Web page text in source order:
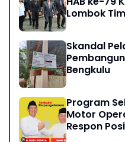
Lombok
Skandal
Bengkulu
Program
Motor
Respon